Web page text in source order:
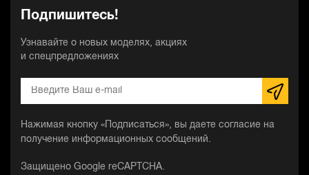
Подпишитесь!
Узнавайте о новых моделях, акциях
и спецпредложениях
Нажимая кнопку «Подписаться», вы даете согласие на
получение информационных сообщений.
Защищено Google reCAPTCHA.